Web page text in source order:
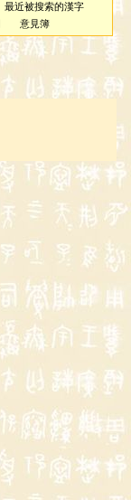
最近被搜索的漢字
意見簿